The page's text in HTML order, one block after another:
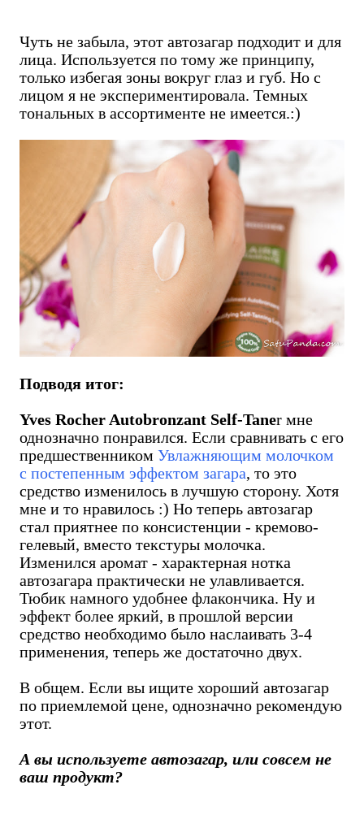
Чуть не забыла, этот автозагар подходит и для
лица. Используется по тому же принципу,
только избегая зоны вокруг глаз и губ. Но с
лицом я не экспериментировала. Темных
тональных в ассортименте не имеется.:)
Подводя итог:
Yves Rocher Autobronzant Self-Taner мне
однозначно понравился. Если сравнивать с его
предшественником Увлажняющим молочком
с постепенным эффектом загара, то это
средство изменилось в лучшую сторону. Хотя
мне и то нравилось :) Но теперь автозагар
стал приятнее по консистенции - кремово-
гелевый, вместо текстуры молочка.
Изменился аромат - характерная нотка
автозагара практически не улавливается.
Тюбик намного удобнее флакончика. Ну и
эффект более яркий, в прошлой версии
средство необходимо было наслаивать 3-4
применения, теперь же достаточно двух.
В общем. Если вы ищите хороший автозагар
по приемлемой цене, однозначно рекомендую
этот.
А вы используете автозагар, или совсем не
ваш продукт?